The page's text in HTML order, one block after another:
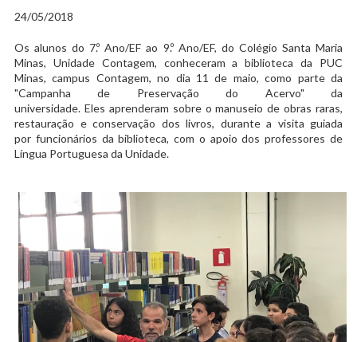
24/05/2018
​Os alunos do 7.º Ano/EF ao 9.º Ano/EF, do Colégio Santa Maria
Minas, Unidade Contagem, conheceram a biblioteca da PUC
Minas, campus Contagem, no dia 11 de maio, como parte da
"Campanha de Preservação do Acervo" da
universidade. Eles aprenderam sobre o manuseio de obras raras,
restauração e conservação dos livros, durante a visita guiada
por funcionários da biblioteca, com o apoio dos professores de
Língua Portuguesa da Unidade.